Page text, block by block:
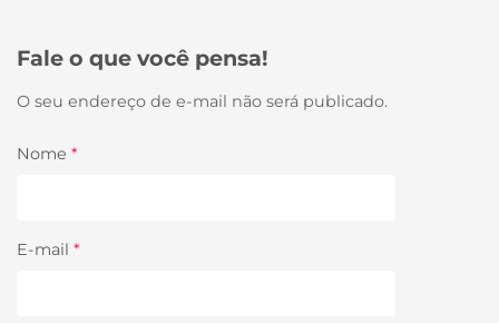
Fale o que você pensa!
O seu endereço de e-mail não será publicado.
Nome *
E-mail *